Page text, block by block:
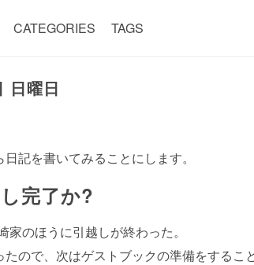
CATEGORIES TAGS
日曜日
記を書いてみることにします。
完了か?
家のほうに引越しが終わった。
ので、次はゲストブックの準備をするこ